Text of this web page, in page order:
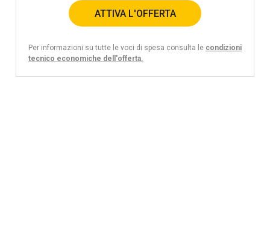
ATTIVA L'OFFERTA
Per informazioni su tutte le voci di spesa consulta le condizioni
tecnico economiche dell'offerta.